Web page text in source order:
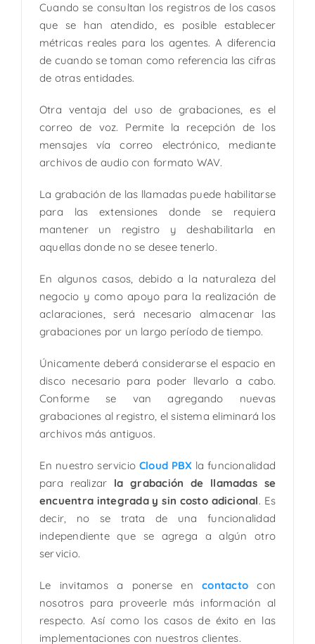
Cuando se consultan los registros de los casos
que se han atendido, es posible establecer
métricas reales para los agentes. A diferencia
de cuando se toman como referencia las cifras
de otras entidades.
Otra ventaja del uso de grabaciones, es el
correo de voz. Permite la recepción de los
mensajes vía correo electrónico, mediante
archivos de audio con formato WAV.
La grabación de las llamadas puede habilitarse
para las extensiones donde se requiera
mantener un registro y deshabilitarla en
aquellas donde no se desee tenerlo.
En algunos casos, debido a la naturaleza del
negocio y como apoyo para la realización de
aclaraciones, será necesario almacenar las
grabaciones por un largo período de tiempo.
Únicamente deberá considerarse el espacio en
disco necesario para poder llevarlo a cabo.
Conforme se van agregando nuevas
grabaciones al registro, el sistema eliminará los
archivos más antiguos.
En nuestro servicio Cloud PBX la funcionalidad
para realizar la grabación de llamadas se
encuentra integrada y sin costo adicional. Es
decir, no se trata de una funcionalidad
independiente que se agrega a algún otro
servicio.
Le invitamos a ponerse encontacto con
nosotros para proveerle más información al
respecto. Así como los casos de éxito en las
implementaciones con nuestros clientes.